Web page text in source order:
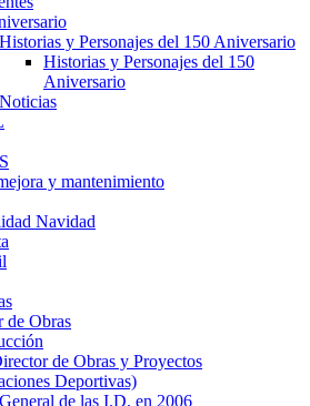
Historias y Personajes del 150 Aniversario
Historias y Personajes del 150
Aniversario
Noticias
y mantenimiento
Navidad
de Obras
de Obras y Proyectos
Deportivas)
de las I.D. en 2006